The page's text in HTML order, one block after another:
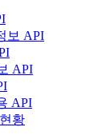
보 API
API
API
황